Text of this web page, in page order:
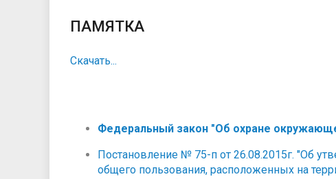
ПАМЯТКА
Скачать...
Федеральный закон "Об охране
Постановление № 75-п от 26.08.2015г. "Об
общего пользования, расположенных на